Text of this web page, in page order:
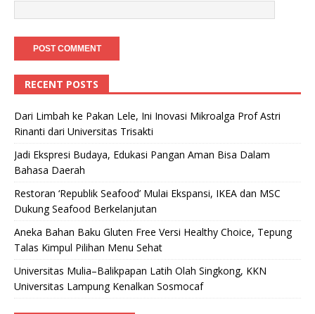
RECENT POSTS
Dari Limbah ke Pakan Lele, Ini Inovasi Mikroalga Prof Astri
Rinanti dari Universitas Trisakti
Jadi Ekspresi Budaya, Edukasi Pangan Aman Bisa Dalam
Bahasa Daerah
Restoran ‘Republik Seafood’ Mulai Ekspansi, IKEA dan MSC
Dukung Seafood Berkelanjutan
Aneka Bahan Baku Gluten Free Versi Healthy Choice, Tepung
Talas Kimpul Pilihan Menu Sehat
Universitas Mulia–Balikpapan Latih Olah Singkong, KKN
Universitas Lampung Kenalkan Sosmocaf